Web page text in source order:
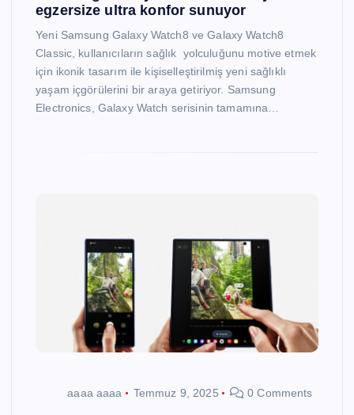
egzersize ultra konfor sunuyor
Yeni Samsung Galaxy Watch8 ve Galaxy Watch8
Classic, kullanıcıların sağlık yolculuğunu motive etmek
için ikonik tasarım ile kişiselleştirilmiş yeni sağlıklı
yaşam içgörülerini bir araya getiriyor. Samsung
Electronics, Galaxy Watch serisinin tamamına…
aaaa aaaa Temmuz 9, 2025 0 Comments